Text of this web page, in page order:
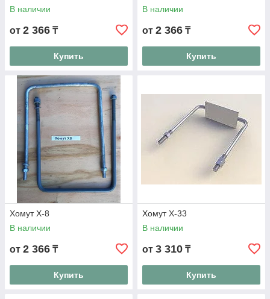
В наличии
от 2 366 ₸
Купить
В наличии
от 2 366 ₸
Купить
Хомут Х-8
В наличии
от 2 366 ₸
Купить
Хомут Х-33
В наличии
от 3 310 ₸
Купить